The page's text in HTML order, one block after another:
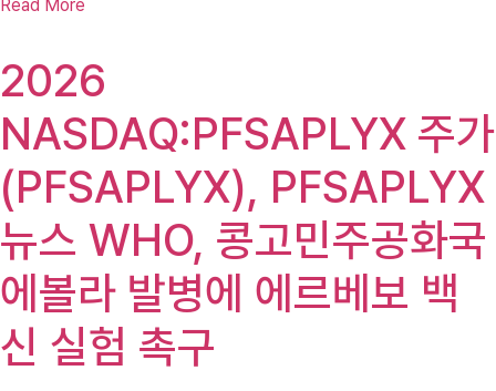
Read More
2026
NASDAQ:PFSAPLYX 주가
(PFSAPLYX), PFSAPLYX
뉴스 WHO, 콩고민주공화국
에볼라 발병에 에르베보 백
신 실험 촉구